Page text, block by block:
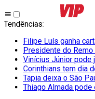
Tendências:
Filipe Luís ganha
Presidente do Remo
Vinícius Júnior pode
Corinthians tem dia
Tapia deixa o São
Thiago Almada pode